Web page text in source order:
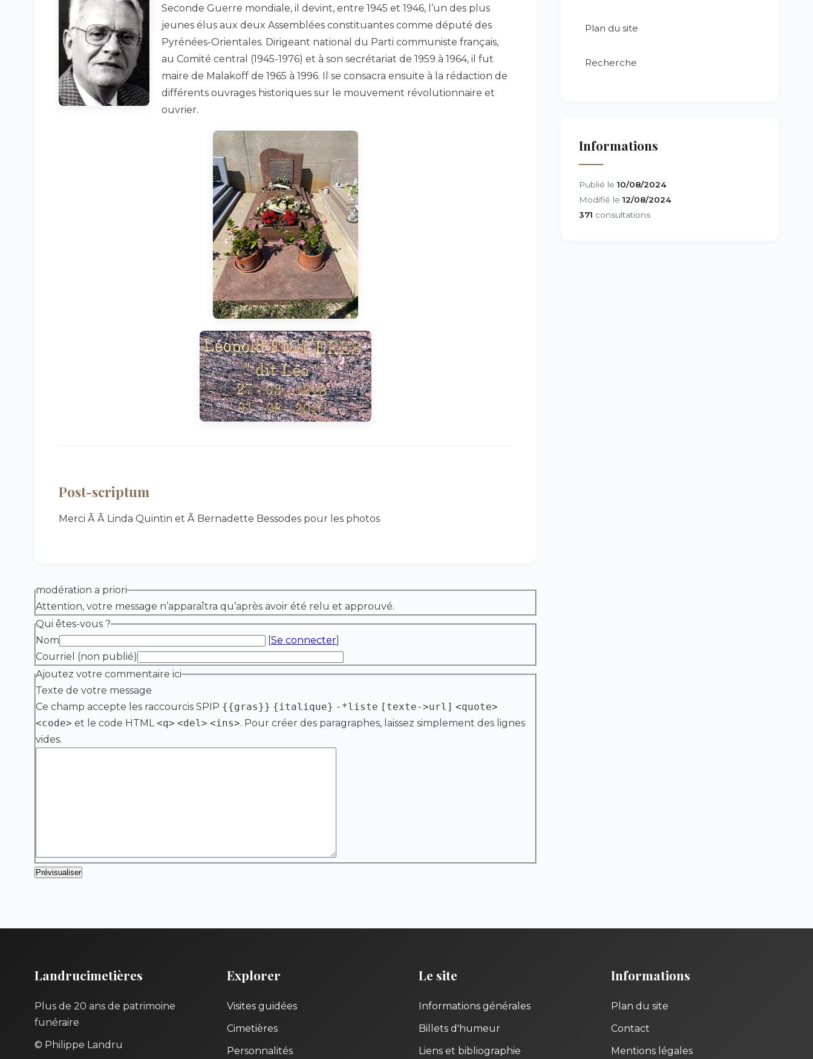
Seconde Guerre mondiale, il devint, entre 1945 et 1946, l’un des plus
jeunes élus aux deux Assemblées constituantes comme député des
Pyrénées-Orientales. Dirigeant national du Parti communiste français,
au Comité central (1945-1976) et à son secrétariat de 1959 à 1964, il fut
maire de Malakoff de 1965 à 1996. Il se consacra ensuite à la rédaction de
différents ouvrages historiques sur le mouvement révolutionnaire et
ouvrier.
Post-scriptum
Merci Ã Ã Linda Quintin et Ã Bernadette Bessodes pour les photos
modération a priori
Attention, votre message n’apparaîtra qu’après avoir été relu et approuvé.
Qui êtes-vous ?
Nom
[Se connecter]
Courriel (non publié)
Ajoutez votre commentaire ici
Texte de votre message
Ce champ accepte les raccourcis SPIP {{gras}} {italique} -*liste [texte->url] <quote>
<code> et le code HTML<q> <del> <ins>. Pour créer des paragraphes, laissez simplement des lignes
vides.
Plan du site
Recherche
Informations
Publié le 10/08/2024
Modifié le 12/08/2024
371 consultations
Landrucimetières
Plus de 20 ans de patrimoine
funéraire
© Philippe Landru
Explorer
Visites guidées
Cimetières
Personnalités
Le site
Informations générales
Billets d'humeur
Liens et bibliographie
Informations
Plan du site
Contact
Mentions légales